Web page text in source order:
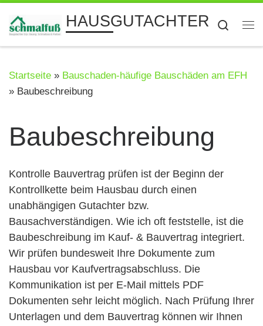
Zum Inhalt springenHAUSGUTACHTER
Search
Startseite » Bauschaden-häufige Bauschäden am EFH
» Baubeschreibung
Baubeschreibung
Kontrolle Bauvertrag prüfen ist der Beginn der
Kontrollkette beim Hausbau durch einen
unabhängigen Gutachter bzw.
Bausachverständigen. Wie ich oft feststelle, ist die
Baubeschreibung im Kauf- & Bauvertrag integriert.
Wir prüfen bundesweit Ihre Dokumente zum
Hausbau vor Kaufvertragsabschluss. Die
Kommunikation ist per E-Mail mittels PDF
Dokumenten sehr leicht möglich. Nach Prüfung Ihrer
Unterlagen und dem Bauvertrag können wir Ihnen